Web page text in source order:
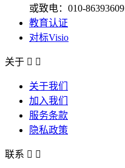
或致电：010-86393609
教育认证
对标Visio
关于  
关于我们
加入我们
服务条款
隐私政策
联系  